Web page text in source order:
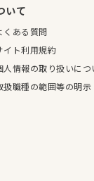
いて
くある質問
イト利用規約
人情報の取り扱いにつ
扱職種の範囲等の明示